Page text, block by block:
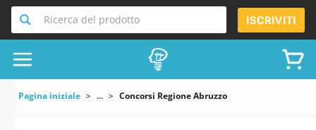
Ricerca del prodotto ISCRIVITI
Pagina iniziale ... Concorsi Regione Abruzzo